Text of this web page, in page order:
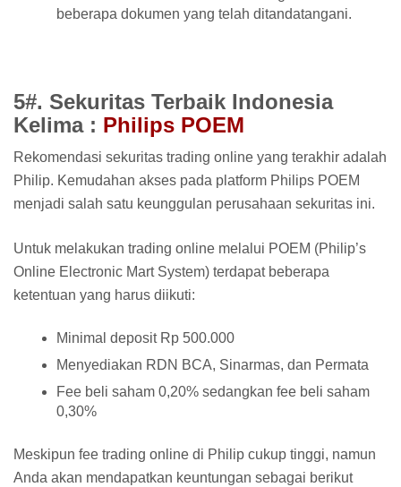
beberapa dokumen yang telah ditandatangani.
5#. Sekuritas Terbaik Indonesia
Kelima : Philips POEM
Rekomendasi sekuritas trading online yang terakhir adalah
Philip. Kemudahan akses pada platform Philips POEM
menjadi salah satu keunggulan perusahaan sekuritas ini.
Untuk melakukan trading online melalui POEM (Philip’s
Online Electronic Mart System) terdapat beberapa
ketentuan yang harus diikuti:
Minimal deposit Rp 500.000
Menyediakan RDN BCA, Sinarmas, dan Permata
Fee beli saham 0,20% sedangkan fee beli saham
0,30%
Meskipun fee trading online di Philip cukup tinggi, namun
Anda akan mendapatkan keuntungan sebagai berikut